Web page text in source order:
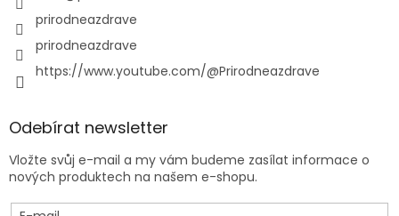
prirodneazdrave
prirodneazdrave
https://www.youtube.com/@Prirodneazdrave
Odebírat newsletter
Vložte svůj e-mail a my vám budeme zasílat informace o
nových produktech na našem e-shopu.